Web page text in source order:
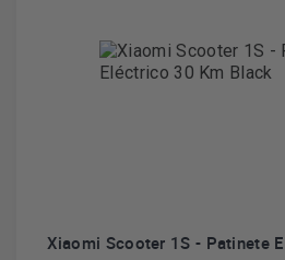
Xiaomi Scooter 1S - Patinete